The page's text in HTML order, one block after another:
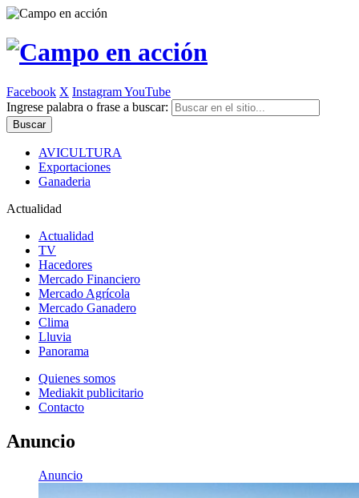
Facebook X InstagramYouTube
Ingrese palabra o frase a buscar:
AVICULTURA
Exportaciones
Ganaderia
Actualidad
Actualidad
TV
Hacedores
Mercado Financiero
Mercado Agrícola
Mercado Ganadero
Clima
Lluvia
Panorama
Quienes somos
Mediakit publicitario
Contacto
Anuncio
Anuncio